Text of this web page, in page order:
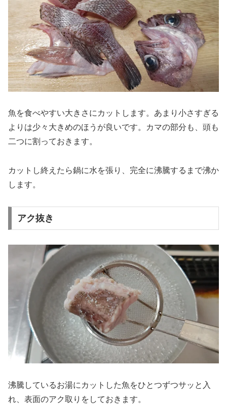
魚を食べやすい大きさにカットします。あまり小さすぎる
よりは少々大きめのほうが良いです。カマの部分も、頭も
二つに割っておきます。
カットし終えたら鍋に水を張り、完全に沸騰するまで沸か
します。
アク抜き
沸騰しているお湯にカットした魚をひとつずつサッと入
れ、表面のアク取りをしておきます。